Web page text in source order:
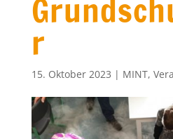
r
15. Oktober 2023 | MINT,